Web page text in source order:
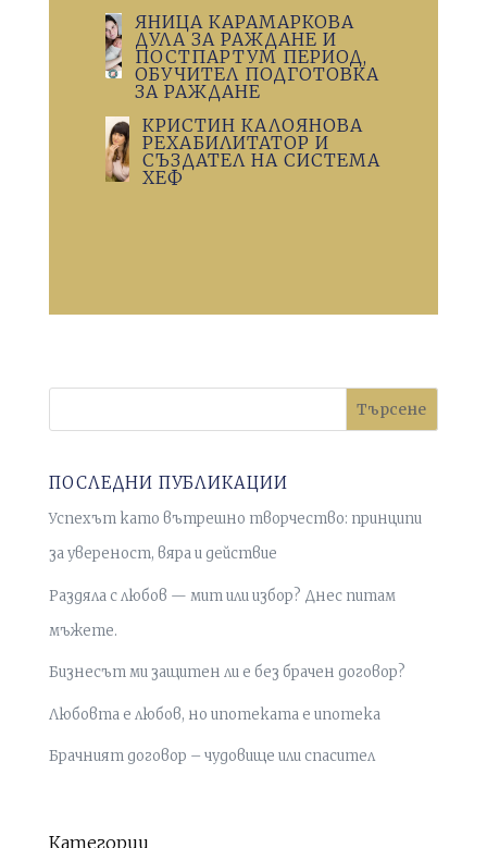
ЯНИЦА КАРАМАРКОВА
ДУЛА ЗА РАЖДАНЕ И
ПОСТПАРТУМ ПЕРИОД,
ОБУЧИТЕЛ ПОДГОТОВКА
ЗА РАЖДАНЕ
КРИСТИН КАЛОЯНОВА
РЕХАБИЛИТАТОР И
СЪЗДАТЕЛ НА СИСТЕМА
ХЕФ
Търсене
ПОСЛЕДНИ ПУБЛИКАЦИИ
Успехът като вътрешно творчество: принципи
за увереност, вяра и действие
Раздяла с любов — мит или избор? Днес питам
мъжете.
Бизнесът ми защитен ли е без брачен договор?
Любовта е любов, но ипотеката е ипотека
Брачният договор – чудовище или спасител
Категории